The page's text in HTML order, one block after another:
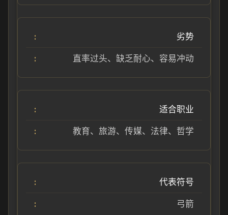
劣势
直率过头、缺乏耐心、容易冲动
适合职业
教育、旅游、传媒、法律、哲学
代表符号
弓箭